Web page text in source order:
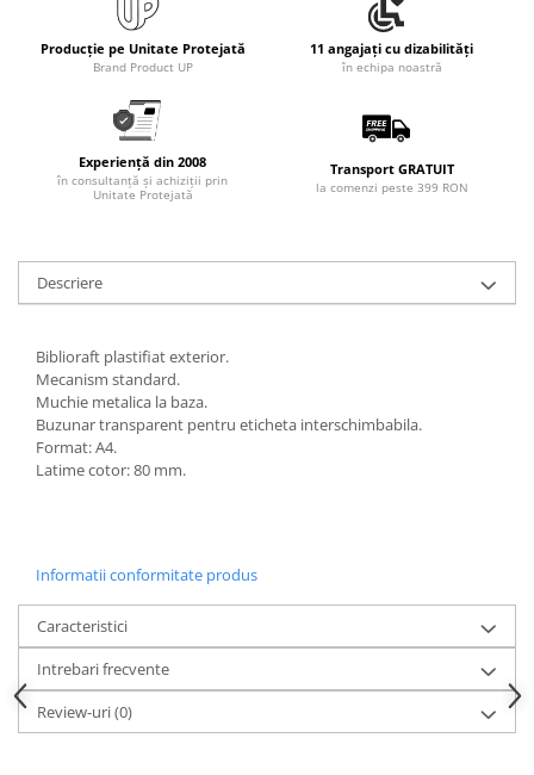
Curatenie si igiena
Produse Antibacteriene
Articole pentru bucatarie
Maturi, mopuri si galeti
Hartie igienica, prosoape hartie si
geamuri, mobila
Articole pentru birou, suprafete,
Intretinere si odorizante masina
Saci de gunoi
Accesorii pentru curatenie
personalizate
Stampile, tusiere si tus
Protectia muncii si Imbracaminte
Imbracaminte
Tricouri
Producție pe Unitate Protejată
Brand Product UP
11 angajați cu dizabilități
în echipa noastră
Experiență din 2008
în consultanță și achiziții prin
Unitate Protejată
Transport GRATUIT
la comenzi peste 399 RON
Descriere
Biblioraft plastifiat exterior.
Mecanism standard.
Muchie metalica la baza.
Buzunar transparent pentru eticheta interschimbabila.
Format: A4.
Latime cotor: 80 mm.
Informatii conformitate produs
Caracteristici
Intrebari frecvente
Review-uri(0)